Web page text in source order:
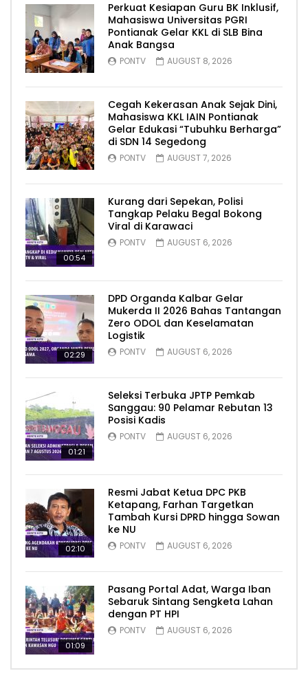
Perkuat Kesiapan Guru BK Inklusif,
Mahasiswa Universitas PGRI
Pontianak Gelar KKL di SLB Bina
Anak Bangsa
PONTV AUGUST 8, 2026
Cegah Kekerasan Anak Sejak Dini,
Mahasiswa KKL IAIN Pontianak
Gelar Edukasi “Tubuhku Berharga”
di SDN 14 Segedong
PONTV AUGUST 7, 2026
00:54
Kurang dari Sepekan, Polisi
Tangkap Pelaku Begal Bokong
Viral di Karawaci
PONTV AUGUST 6, 2026
02:29
DPD Organda Kalbar Gelar
Mukerda II 2026 Bahas Tantangan
Zero ODOL dan Keselamatan
Logistik
PONTV AUGUST 6, 2026
01:21
Seleksi Terbuka JPTP Pemkab
Sanggau: 90 Pelamar Rebutan 13
Posisi Kadis
PONTV AUGUST 6, 2026
02:10
Resmi Jabat Ketua DPC PKB
Ketapang, Farhan Targetkan
Tambah Kursi DPRD hingga Sowan
ke NU
PONTV AUGUST 6, 2026
01:09
Pasang Portal Adat, Warga Iban
Sebaruk Sintang Sengketa Lahan
dengan PT HPI
PONTV AUGUST 6, 2026